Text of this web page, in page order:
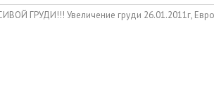
ГРУДИ!!! Увеличение груди 26.01.2011г,